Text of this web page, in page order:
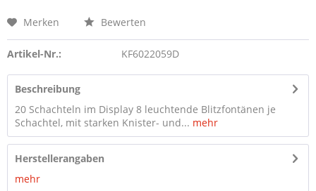
Merken Bewerten
Artikel-Nr.: KF6022059D
Beschreibung
20 Schachteln im Display 8 leuchtende Blitzfontänen je
Schachtel, mit starken Knister- und... mehr
Herstellerangaben
mehr